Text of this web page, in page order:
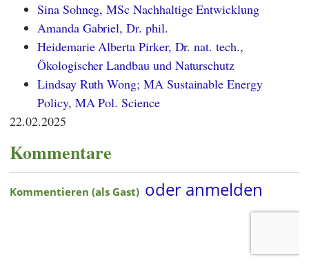
Sina Sohneg, MSc Nachhaltige Entwicklung
Amanda Gabriel, Dr. phil.
Heidemarie Alberta Pirker, Dr. nat. tech.,
Ökologischer Landbau und Naturschutz
Lindsay Ruth Wong; MA Sustainable Energy
Policy, MA Pol. Science
22.02.2025
Kommentare